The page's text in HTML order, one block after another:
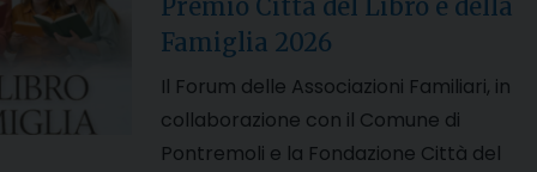
Premio Città del Libro e della
Famiglia 2026
Il Forum delle Associazioni Familiari, in
collaborazione con il Comune di
Pontremoli e la Fondazione Città del